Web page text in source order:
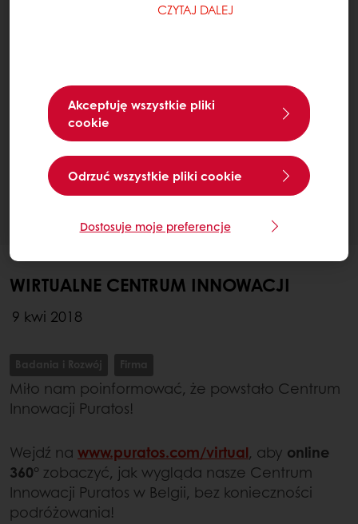
WIRTUALNE CENTRUM INNOWACJI
9 kwi 2018
Badania i Rozwój Firma
Miło nam poinformować, że powstało Centrum
Innowacji Puratos!
Wejdź na www.puratos.com/virtual, aby online
360° zobaczyć, jak wygląda nasze Centrum
Innowacji Puratos w Belgii, bez konieczności
podróżowania!
CZYTAJ DALEJ
Akceptuję wszystkie pliki
cookie
Odrzuć wszystkie pliki cookie
Dostosuje moje preferencje